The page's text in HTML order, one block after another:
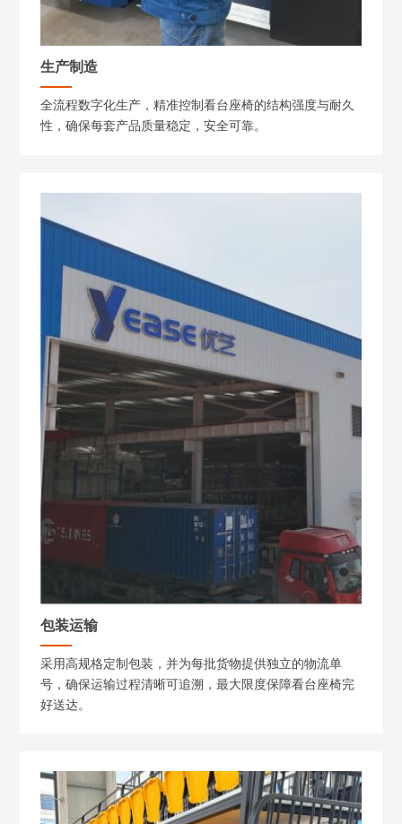
生产制造
全流程数字化生产，精准控制看台座椅的结构强度与耐久
性，确保每套产品质量稳定，安全可靠。
包装运输
采用高规格定制包装，并为每批货物提供独立的物流单
号，确保运输过程清晰可追溯，最大限度保障看台座椅完
好送达。